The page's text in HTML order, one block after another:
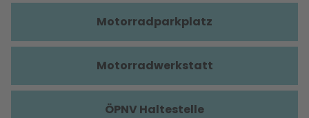
Motorradparkplatz
Motorradwerkstatt
ÖPNV Haltestelle